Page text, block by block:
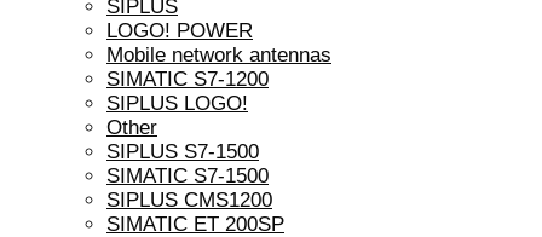
SIPLUS
LOGO! POWER
Mobile network antennas
SIMATIC S7-1200
SIPLUS LOGO!
Other
SIPLUS S7-1500
SIMATIC S7-1500
SIPLUS CMS1200
SIMATIC ET 200SP